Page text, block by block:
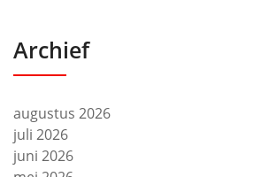
Archief
augustus 2026
juli 2026
juni 2026